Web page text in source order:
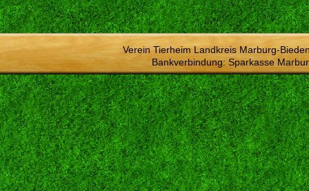
Verein Tierheim Landkreis Marburg-
Bankverbindung: Sparkasse